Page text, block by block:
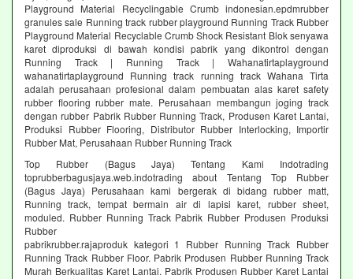
Playground Material Recyclingable Crumb indonesian.epdmrubber
granules sale Running track rubber playground Running Track Rubber
Playground Material Recyclable Crumb Shock Resistant Blok senyawa
karet diproduksi di bawah kondisi pabrik yang dikontrol dengan
Running Track | Running Track | Wahanatirtaplayground
wahanatirtaplayground Running track running track Wahana Tirta
adalah perusahaan profesional dalam pembuatan alas karet safety
rubber flooring rubber mate. Perusahaan membangun joging track
dengan rubber Pabrik Rubber Running Track, Produsen Karet Lantai,
Produksi Rubber Flooring, Distributor Rubber Interlocking, Importir
Rubber Mat, Perusahaan Rubber Running Track
Top Rubber (Bagus Jaya) Tentang Kami Indotrading
toprubberbagusjaya.web.indotrading about Tentang Top Rubber
(Bagus Jaya) Perusahaan kami bergerak di bidang rubber matt,
Running track, tempat bermain air di lapisi karet, rubber sheet,
moduled. Rubber Running Track Pabrik Rubber Produsen Produksi
Rubber
pabrikrubber.rajaproduk kategori 1 Rubber Running Track Rubber
Running Track Rubber Floor. Pabrik Produsen Rubber Running Track
Murah Berkualitas Karet Lantai. Pabrik Produsen Rubber Karet Lantai